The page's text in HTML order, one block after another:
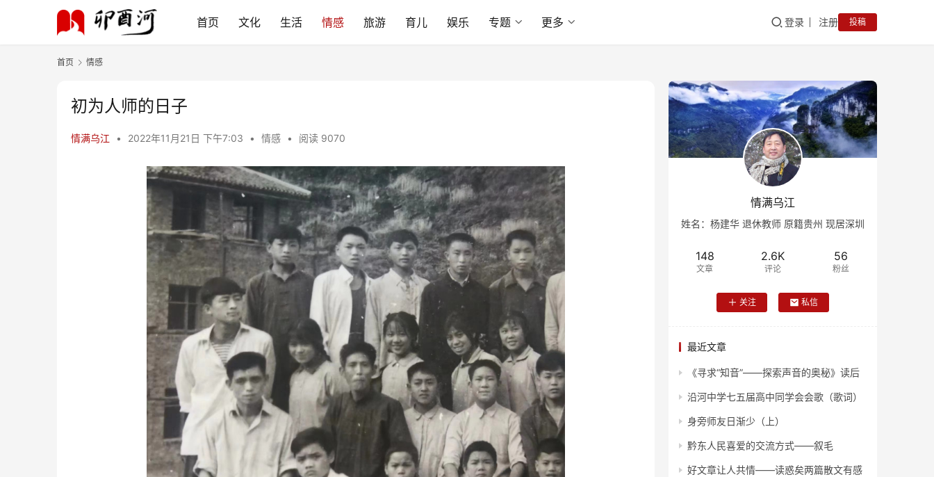
首页 文化 生活 情感 旅游 育儿 娱乐 专题 更多 登录 注册 投稿
首页 情感
初为人师的日子
情满乌江 • 2022年11月21日 下午7:03 • 情感 • 阅读 9070
情满乌江
姓名：杨建华 退休教师 原籍贵州 现居深圳
148
文章
2.6K
评论
56
粉丝
关注 私信
最近文章
《寻求“知音”——探索声音的奥秘》读后
沿河中学七五届高中同学会会歌（歌词）
身旁师友日渐少（上）
黔东人民喜爱的交流方式——叙毛
好文章让人共情——读惑矣两篇散文有感